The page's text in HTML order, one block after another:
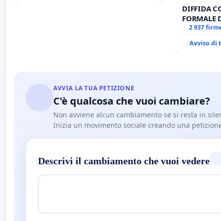
DIFFIDA
FORMALE
2 937
Avviso di
AVVIA LA TUA PETIZIONE
C'è qualcosa che vuoi cambiare?
Non avviene alcun cambiamento se si resta in
Inizia un movimento sociale creando una
Descrivi il cambiamento che vuoi vedere